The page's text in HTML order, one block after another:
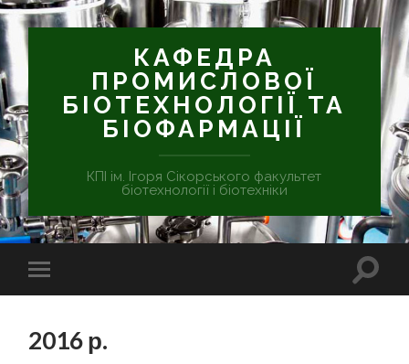
КАФЕДРА
ПРОМИСЛОВОЇ
БІОТЕХНОЛОГІЇ ТА
БІОФАРМАЦІЇ
КПІ ім. Ігоря Сікорського факультет
біотехнології і біотехніки
2016 р.